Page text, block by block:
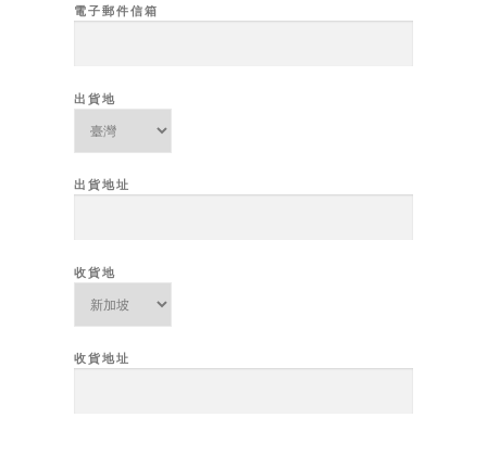
電子郵件信箱
出貨地
出貨地址
收貨地
收貨地址